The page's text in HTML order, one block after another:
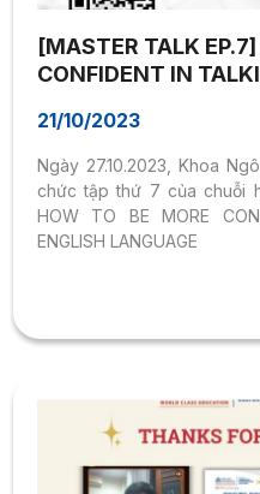
[MASTER TALK
CONFIDENT IN
21/10/2023
Ngày 27.10.2023, Khoa
chức tập thứ 7 của chuỗi
HOW TO BE MORE
ENGLISH LANGUAGE